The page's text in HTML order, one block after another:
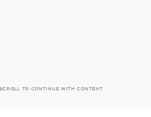
SCROLL TO CONTINUE WITH CONTENT